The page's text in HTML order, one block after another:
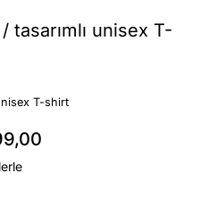
tasarımlı unisex T-
T-shirt